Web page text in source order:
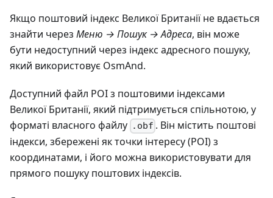
Якщо поштовий індекс Великої Британії не вдається
знайти через Меню → Пошук → Адреса, він може
бути недоступний через індекс адресного пошуку,
який використовує OsmAnd.
Доступний файл POI з поштовими індексами
Великої Британії, який підтримується спільнотою, у
форматі власного файлу .obf . Він містить поштові
індекси, збережені як точки інтересу (POI) з
координатами, і його можна використовувати для
прямого пошуку поштових індексів.